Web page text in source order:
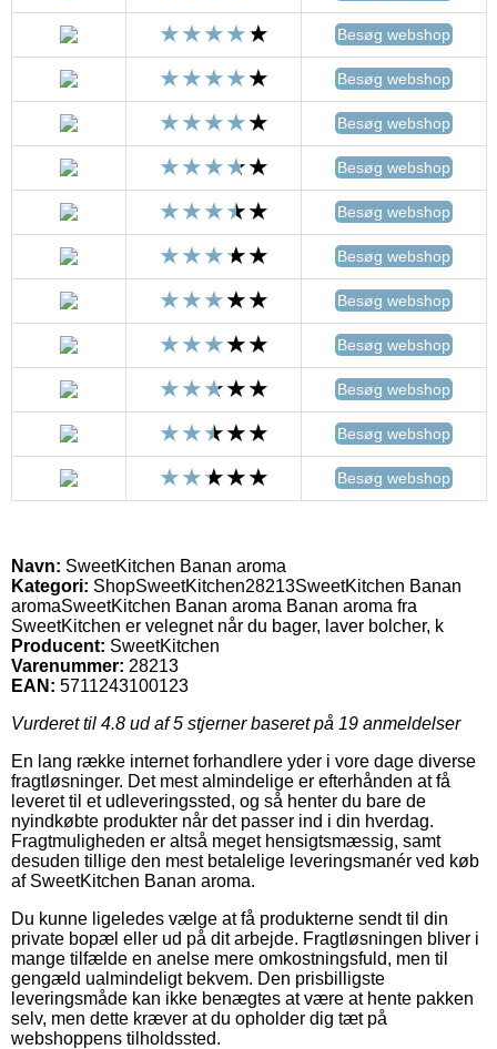
Besøg webshop
Besøg webshop
Besøg webshop
Besøg webshop
Besøg webshop
Besøg webshop
Besøg webshop
Besøg webshop
Besøg webshop
Besøg webshop
Besøg webshop
Navn: SweetKitchen Banan aroma
Kategori: ShopSweetKitchen28213SweetKitchen Banan
aromaSweetKitchen Banan aroma Banan aroma fra
SweetKitchen er velegnet når du bager, laver bolcher, k
Producent: SweetKitchen
Varenummer: 28213
EAN: 5711243100123
Vurderet til 4.8 ud af 5 stjerner baseret på 19 anmeldelser
En lang række internet forhandlere yder i vore dage diverse
fragtløsninger. Det mest almindelige er efterhånden at få
leveret til et udleveringssted, og så henter du bare de
nyindkøbte produkter når det passer ind i din hverdag.
Fragtmuligheden er altså meget hensigtsmæssig, samt
desuden tillige den mest betalelige leveringsmanér ved køb
af SweetKitchen Banan aroma.
Du kunne ligeledes vælge at få produkterne sendt til din
private bopæl eller ud på dit arbejde. Fragtløsningen bliver i
mange tilfælde en anelse mere omkostningsfuld, men til
gengæld ualmindeligt bekvem. Den prisbilligste
leveringsmåde kan ikke benægtes at være at hente pakken
selv, men dette kræver at du opholder dig tæt på
webshoppens tilholdssted.